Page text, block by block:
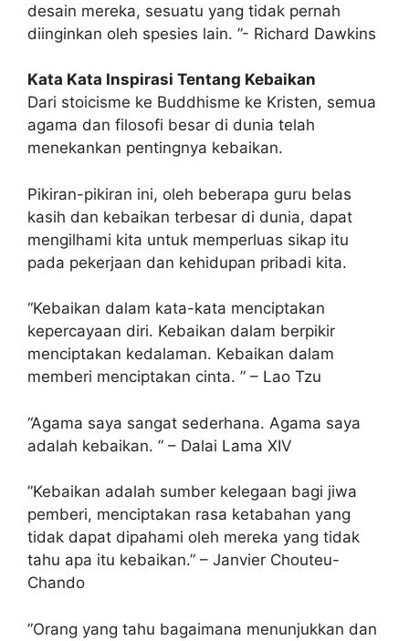
desain mereka, sesuatu yang tidak pernah
diinginkan oleh spesies lain. ”- Richard Dawkins
Kata Kata Inspirasi Tentang Kebaikan
Dari stoicisme ke Buddhisme ke Kristen, semua
agama dan filosofi besar di dunia telah
menekankan pentingnya kebaikan.
Pikiran-pikiran ini, oleh beberapa guru belas
kasih dan kebaikan terbesar di dunia, dapat
mengilhami kita untuk memperluas sikap itu
pada pekerjaan dan kehidupan pribadi kita.
“Kebaikan dalam kata-kata menciptakan
kepercayaan diri. Kebaikan dalam berpikir
menciptakan kedalaman. Kebaikan dalam
memberi menciptakan cinta. ” – Lao Tzu
“Agama saya sangat sederhana. Agama saya
adalah kebaikan. ” – Dalai Lama XIV
”Kebaikan adalah sumber kelegaan bagi jiwa
pemberi, menciptakan rasa ketabahan yang
tidak dapat dipahami oleh mereka yang tidak
tahu apa itu kebaikan.” – Janvier Chouteu-
Chando
”Orang yang tahu bagaimana menunjukkan dan